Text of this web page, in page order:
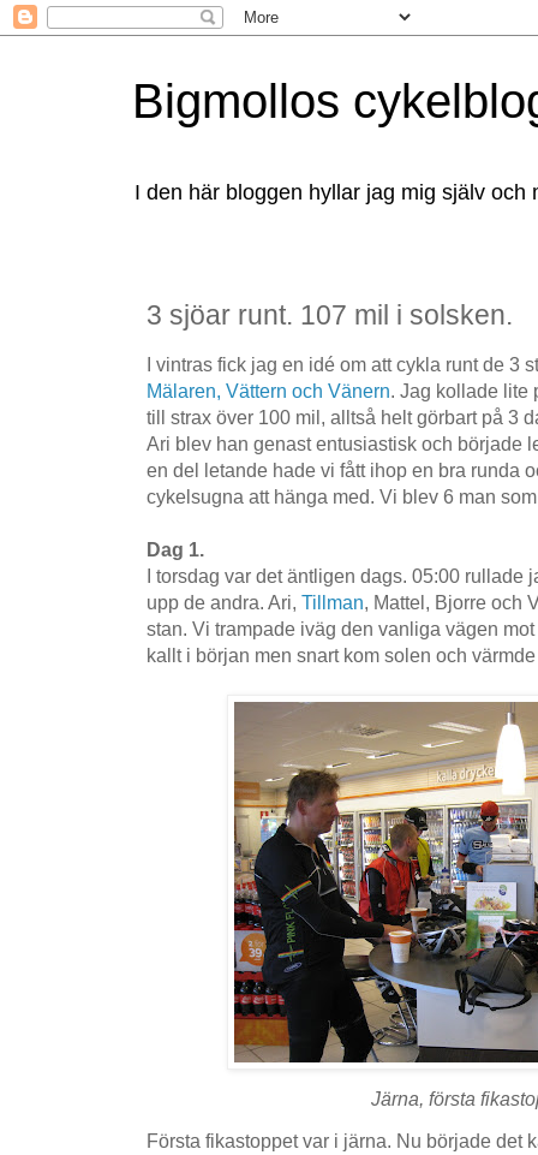
Bigmollos
I den här bloggen hyllar jag mig själv
3 sjöar runt. 107 mil i solsken.
I vintras fick jag en idé om att cykla runt de 3
Mälaren, Vättern och Vänern. Jag kollade lite
till strax över 100 mil, alltså helt görbart på 3
Ari blev han genast entusiastisk och började
en del letande hade vi fått ihop en bra runda
cykelsugna att hänga med. Vi blev 6 man
Dag 1.
I torsdag var det äntligen dags. 05:00 rullade
upp de andra. Ari, Tillman, Mattel, Bjorre och
stan. Vi trampade iväg den vanliga vägen
kallt i början men snart kom solen och
Järna, första
Första fikastoppet var i järna. Nu började det